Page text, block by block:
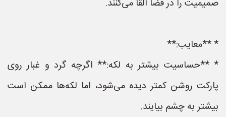
صمیمیت را در فضا القا می‌کنند.
* **معایب:**
* **حساسیت بیشتر به لکه:** اگرچه گرد و غبار روی
پارکت روشن کمتر دیده می‌شود، اما لکه‌ها ممکن است
بیشتر به چشم بیایند.